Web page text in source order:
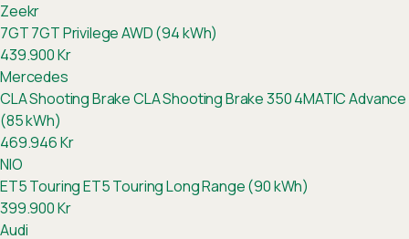
Zeekr
7GT7GT Privilege AWD (94 kWh)
439.900Kr
Mercedes
CLA Shooting BrakeCLA Shooting Brake 350 4MATIC Advance
(85 kWh)
469.946Kr
NIO
ET5 TouringET5 Touring Long Range (90 kWh)
399.900Kr
Audi